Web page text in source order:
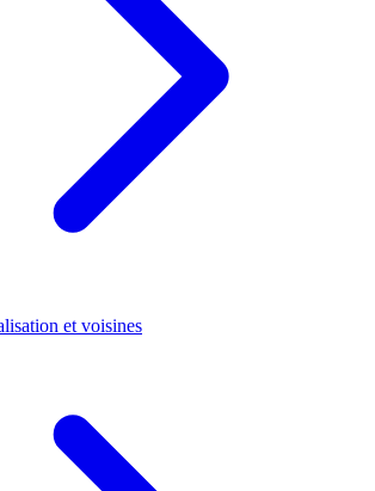
et voisines